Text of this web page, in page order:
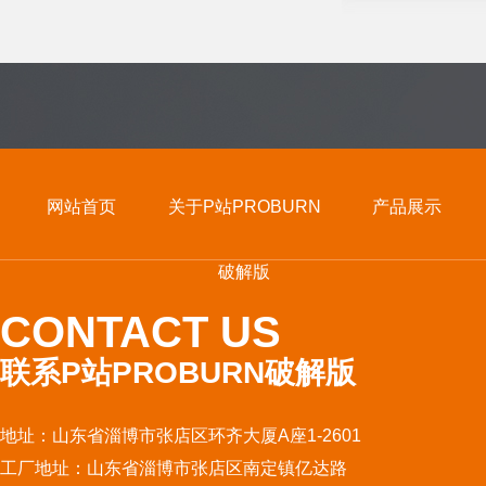
网站首页 关于P站PROBURN
破解版
产品展示
CONTACT US
联系P站PROBURN破解版
地址：山东省淄博市张店区环齐大厦A座1-2601
工厂地址：山东省淄博市张店区南定镇亿达路